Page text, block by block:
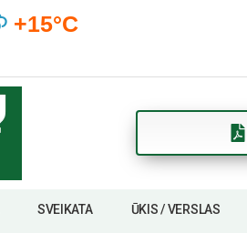
+15°C
SVEIKATA ŪKIS / VERSLAS